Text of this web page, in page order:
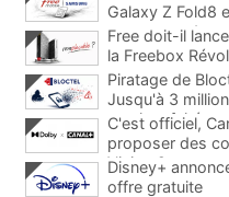
Galaxy Z Fold8
promos et des
Free doit-il
la Freebox
Piratage de
Jusqu'à 3
auraient fuité
C'est officiel,
proposer des
Vision 2
Disney+
offre gratuite